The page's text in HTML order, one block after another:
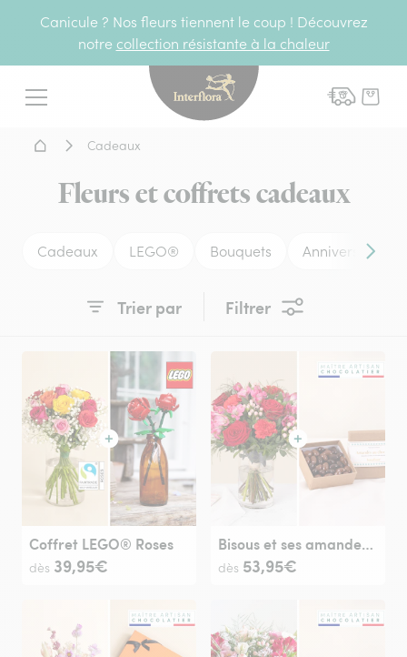
Canicule ? Nos fleurs tiennent le coup ! Découvrez
notre collection résistante à la chaleur
Menu
Interflora - livraison
Accueil - Livraison fleurs
Cadeaux
Fleurs et coffrets cadeaux
Cadeaux LEGO® Bouquets Anniversaire
Trier par Filtrer
Coffret LEGO® Roses
dès 39,95€
Bisous et ses amandes au chocolat
dès 53,95€